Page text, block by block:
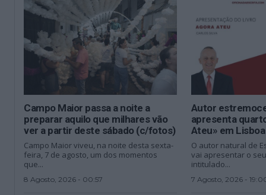
Campo Maior passa a noite a
preparar aquilo que milhares vão
ver a partir deste sábado (c/fotos)
Campo Maior viveu, na noite desta sexta-
feira, 7 de agosto, um dos momentos
que...
8 Agosto, 2026 - 00:57
Autor
apresenta
Ateu» em Lisboa
O autor natural de
vai apresentar o
intitulado...
7 Agosto, 2026 -